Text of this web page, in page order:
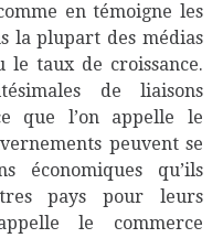
en témoigne les
la plupart des médias
le taux de croissance.
de liaisons
que l’on appelle le
peuvent se
économiques qu’ils
pays pour leurs
le commerce